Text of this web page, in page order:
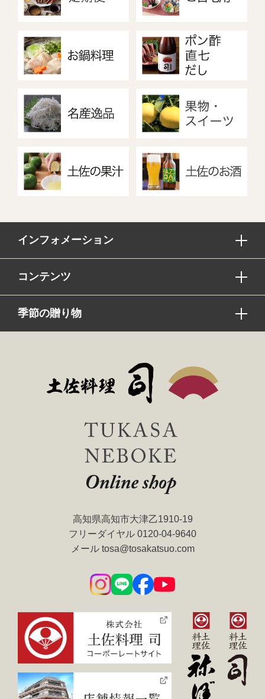
インフォメーション
コンテンツ
季節の贈り物
高知県高知市大津乙1910-19
フリーダイヤル 0120-04-9640
メール tosa@tosakatsuo.com